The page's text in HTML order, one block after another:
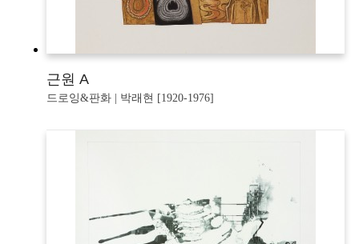
근원 A
드로잉&판화 | 박래현 [1920-1976]